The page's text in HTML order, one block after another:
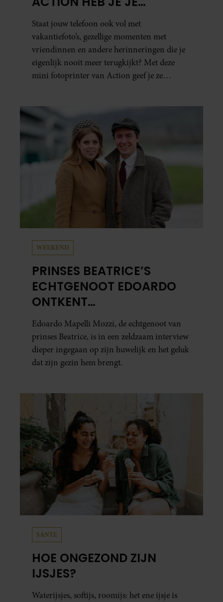
FAVORIETE FOTO’S BINNEN
ÉÉN MINUUT IN HANDEN
Staat jouw telefoon ook vol met
vakantiefoto’s, gezellige momenten met
vriendinnen en andere herinneringen die je
eigenlijk nooit meer terugkijkt? Met deze
mini fotoprinter van Action geef je ze
al in handen.
WEEKEND
PRINSES BEATRICE’S
ECHTGENOOT EDOARDO
ONTKENT
HUWELIJKSPROBLEMEN
Edoardo Mapelli Mozzi, de echtgenoot van
prinses Beatrice, is in een zeldzaam interview
dieper ingegaan op zijn huwelijk en het geluk
dat zijn gezin hem brengt.
SANTE
HOE ONGEZOND ZIJN
IJSJES?
Waterijsjes, softijs, roomijs: het ene ijsje is